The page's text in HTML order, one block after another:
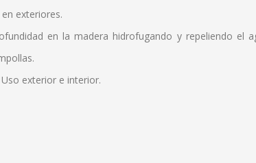
exteriores.
en la madera hidrofugando y repeliendo
exterior e interior.